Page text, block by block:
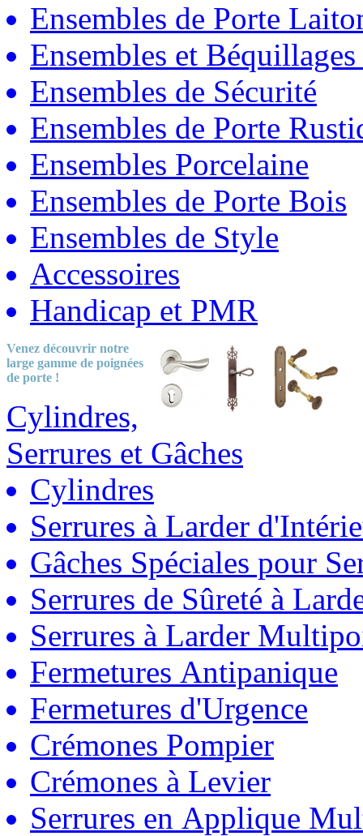
Ensembles de Porte
Ensembles et
Ensembles de Sécurité
Ensembles de Porte
Ensembles Porcelaine
Ensembles de Porte Bois
Ensembles de Style
Accessoires
Handicap et PMR
Venez découvrir notre
large gamme de poignées
de porte !
Cylindres,
Serrures et Gâches
Cylindres
Serrures à Larder
Gâches Spéciales pour
Serrures de Sûreté à
Serrures à Larder
Fermetures Antipanique
Fermetures d'Urgence
Crémones Pompier
Crémones à Levier
Serrures en Applique